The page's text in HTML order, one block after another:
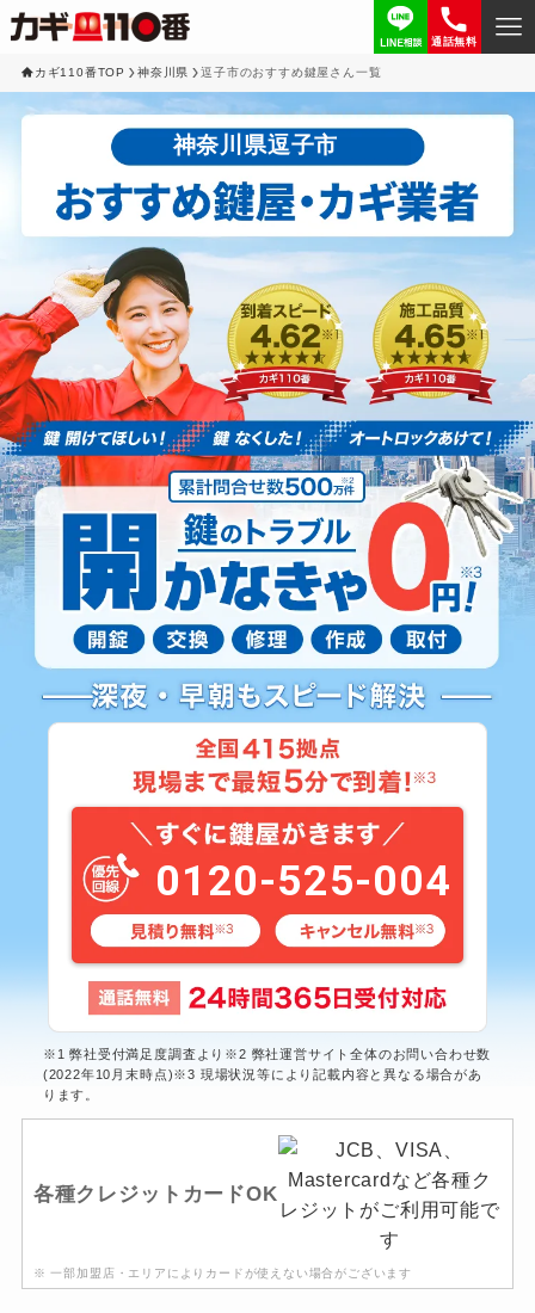
通話無料
カギ110番TOP 神奈川県 逗子市のおすすめ鍵屋さん一覧
神奈川県逗子市
0120-525-004
※1 弊社受付満足度調査より※2 弊社運営サイト全体のお問い合わせ数
(2022年10月末時点)※3 現場状況等により記載内容と異なる場合があ
ります。
各種クレジットカードOK
※ 一部加盟店・エリアによりカードが使えない場合がございます